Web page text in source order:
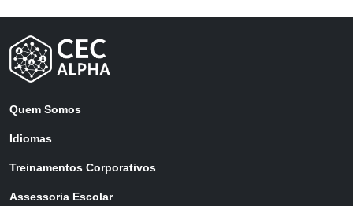
Quem Somos
Idiomas
Treinamentos Corporativos
Assessoria Escolar